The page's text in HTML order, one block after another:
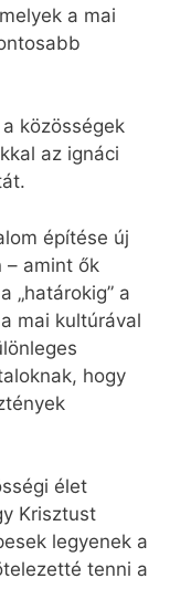
a mai
közösségek
az ignáci
építése új
– amint ők
„határokig” a
mai kultúrával
hogy
élet
Krisztust
legyenek a
tenni a